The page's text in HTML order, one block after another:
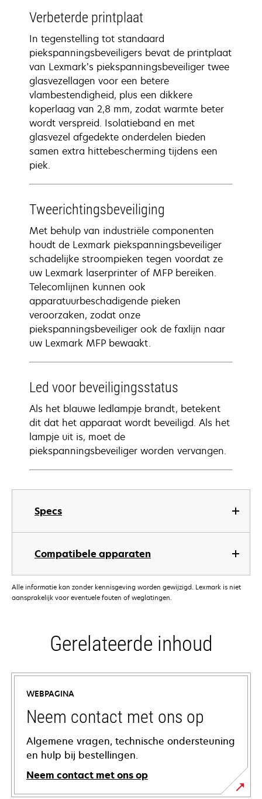
Specs
Compatibele apparaten
Verbeterde printplaat
In tegenstelling tot standaard
piekspanningsbeveiligers bevat de printplaat
van Lexmark’s piekspanningsbeveiliger twee
glasvezellagen voor een betere
vlambestendigheid, plus een dikkere
koperlaag van 2,8 mm, zodat warmte beter
wordt verspreid. Isolatieband en met
glasvezel afgedekte onderdelen bieden
samen extra hittebescherming tijdens een
piek.
Tweerichtingsbeveiliging
Met behulp van industriële componenten
houdt de Lexmark piekspanningsbeveiliger
schadelijke stroompieken tegen voordat ze
uw Lexmark laserprinter of MFP bereiken.
Telecomlijnen kunnen ook
apparatuurbeschadigende pieken
veroorzaken, zodat onze
piekspanningsbeveiliger ook de faxlijn naar
uw Lexmark MFP bewaakt.
Led voor beveiligingsstatus
Als het blauwe ledlampje brandt, betekent
dit dat het apparaat wordt beveiligd. Als het
lampje uit is, moet de
piekspanningsbeveiliger worden vervangen.
Alle informatie kan zonder kennisgeving worden gewijzigd. Lexmark is niet
aansprakelijk voor eventuele fouten of weglatingen.
Gerelateerde inhoud
WEBPAGINA
Neem contact met ons op
Algemene vragen, technische ondersteuning
en hulp bij bestellingen.
Neem contact met ons op